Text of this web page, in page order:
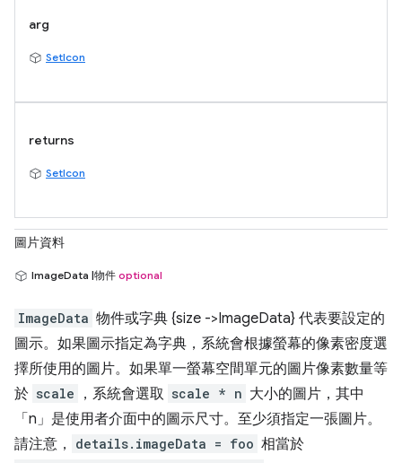
arg
SetIcon
returns
SetIcon
圖片資料
ImageData |物件 optional
ImageData 物件或字典 {size ->ImageData} 代表要設定的
圖示。如果圖示指定為字典，系統會根據螢幕的像素密度選
擇所使用的圖片。如果單一螢幕空間單元的圖片像素數量等
於 scale ，系統會選取 scale * n 大小的圖片，其中
「n」 是使用者介面中的圖示尺寸。至少須指定一張圖片。
請注意，
details.imageData = foo 相當於